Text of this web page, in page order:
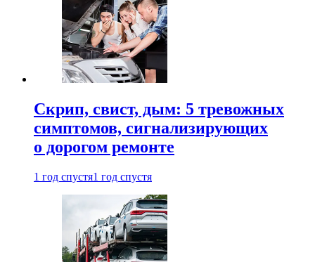
Скрип, свист, дым: 5 тревожных
симптомов, сигнализирующих
о дорогом ремонте
1 год спустя1 год спустя